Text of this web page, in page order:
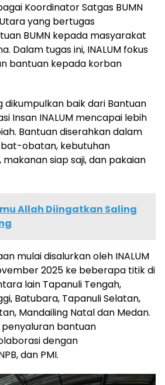
Koordinator Satgas BUMN
yang bertugas
BUMN kepada masyarakat
Dalam tugas ini, INALUM fokus
bantuan kepada korban
dikumpulkan baik dari Bantuan
Insan INALUM mencapai lebih
Bantuan diserahkan dalam
obatan, kebutuhan
siap saji, dan pakaian
Allah Diingatkan Saling
mulai disalurkan oleh INALUM
2025 ke beberapa titik di
lain Tapanuli Tengah,
Batubara, Tapanuli Selatan,
Mandailing Natal dan Medan.
penyaluran bantuan
dengan
dan PMI.